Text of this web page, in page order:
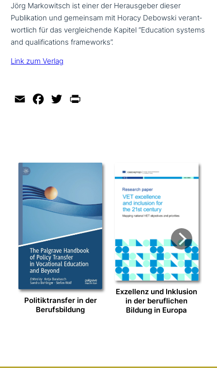
Jörg Markowitsch ist einer der Herausgeber dieser
Publikation und gemeinsam mit Horacy Debowski ver­ant­
wort­lich für das ver­glei­chen­de Kapitel “Education systems
and qua­li­fi­ca­ti­ons frameworks”.
Link zum Verlag
Email Facebook
Twitter
Politiktransfer in der
Berufsbildung
Exzellenz und Inklusion
in der beruf­li­chen
Bildung in Europa